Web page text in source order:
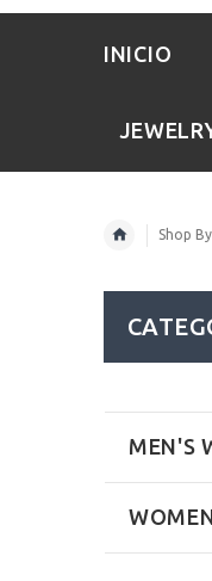
INICIO
Shop
MEN'S